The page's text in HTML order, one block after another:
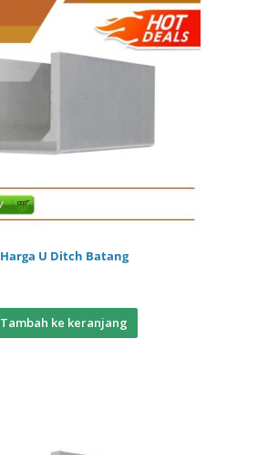
Harga U Ditch Batang
Tambah ke keranjang